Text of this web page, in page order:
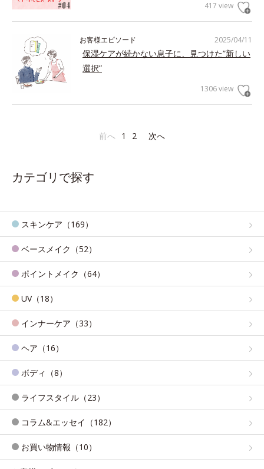
417 view
2025/04/11
お客様エピソード
保湿ケアが続かない息子に、見つけた”新しい
選択”
1306 view
前へ 1 2 次へ
カテゴリで探す
スキンケア（169）
ベースメイク（52）
ポイントメイク（64）
UV（18）
インナーケア（33）
ヘア（16）
ボディ（8）
ライフスタイル（23）
コラム&エッセイ（182）
お買い物情報（10）